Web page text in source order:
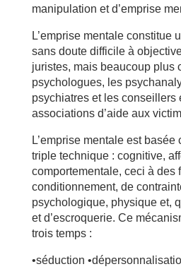
manipulation et d’emprise
L’emprise mentale constitue
sans doute difficile à
juristes, mais beaucoup plus
psychologues, les
psychiatres et les conseillers
associations d’aide aux
L’emprise mentale est
triple technique : cognitive,
comportementale, ceci à des
conditionnement, de
psychologique, physique et,
et d’escroquerie. Ce
trois temps :
•séduction